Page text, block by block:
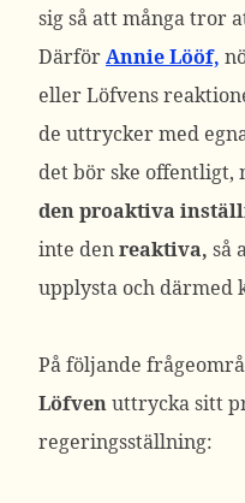
sig så att många tror
DärförAnnie Lööf,
eller Löfvens
de uttrycker med
det bör ske offentligt,
den proaktiva
inte denreaktiva, så
upplysta och därmed
På följande
Löfvenuttrycka sitt
regeringsställning: